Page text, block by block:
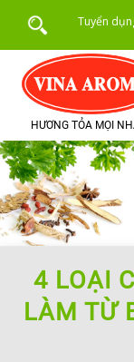
Tuyển
HƯƠNG TỎA MỌI
TRANG CHỦ
DỊCH VỤ
4 LOẠI
LÀM TỪ